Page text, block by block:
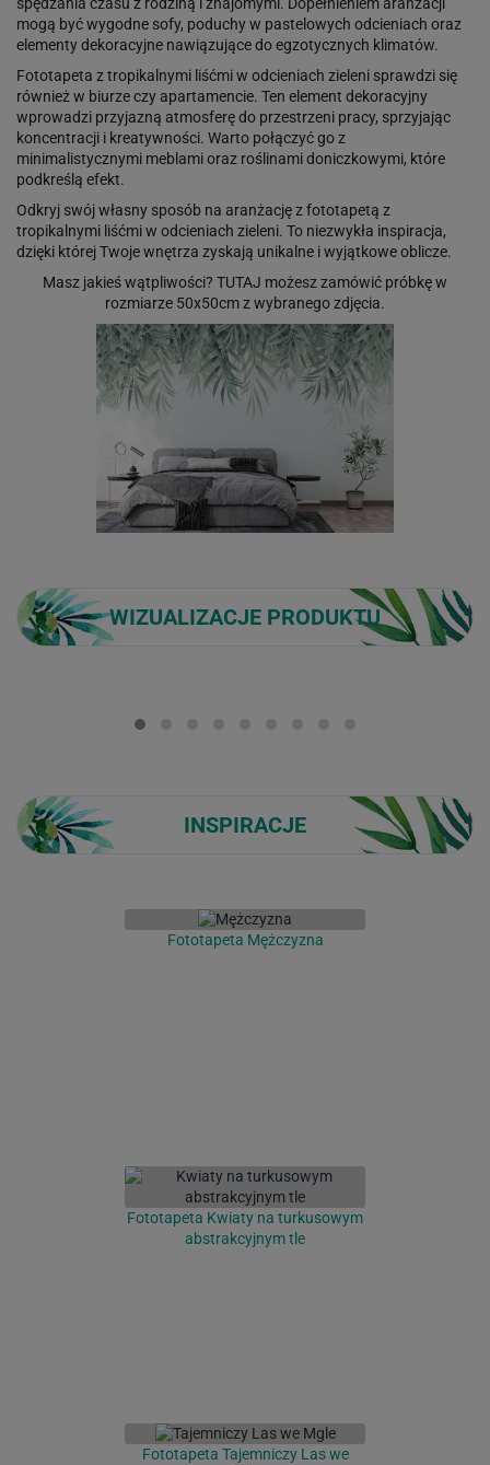
mogą być wygodne sofy, poduchy w pastelowych odcieniach oraz
elementy dekoracyjne nawiązujące do egzotycznych klimatów.
Fototapeta z tropikalnymi liśćmi w odcieniach zieleni sprawdzi się
również w biurze czy apartamencie. Ten element dekoracyjny
wprowadzi przyjazną atmosferę do przestrzeni pracy, sprzyjając
koncentracji i kreatywności. Warto połączyć go z
minimalistycznymi meblami oraz roślinami doniczkowymi, które
podkreślą efekt.
Odkryj swój własny sposób na aranżację z fototapetą z
tropikalnymi liśćmi w odcieniach zieleni. To niezwykła inspiracja,
dzięki której Twoje wnętrza zyskają unikalne i wyjątkowe oblicze.
Masz jakieś wątpliwości? TUTAJ możesz zamówić próbkę w
rozmiarze 50x50cm z wybranego zdjęcia.
WIZUALIZACJE PRODUKTU
INSPIRACJE
Fototapeta Mężczyzna
Fototapeta Kwiaty na turkusowym
abstrakcyjnym tle
Fototapeta Tajemniczy Las we